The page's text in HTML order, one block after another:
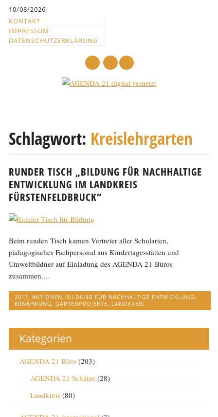
springen
10/08/2026
KONTAKT
IMPRESSUM
DATENSCHUTZERKLÄRUNG
zum
Schlagwort: Kreislehrgarten
RUNDER TISCH „BILDUNG FÜR NACHHALTIGE
ENTWICKLUNG IM LANDKREIS
FÜRSTENFELDBRUCK“
Beim runden Tisch kamen Vertreter aller Schularten,
pädagogisches Fachpersonal aus Kindertagesstätten und
Umweltbildner auf Einladung des AGENDA 21-Büros
zusammen....
2017,AKTIONEN, BILDUNG FÜR NACHHALTIGE ENTWICKLUNG,
ERNÄHRUNG,GARTENPROJEKTE, LANDKREIS
Kategorien
AGENDA 21 Büro (203)
AGENDA 21 Schätze(28)
Landkreis(80)